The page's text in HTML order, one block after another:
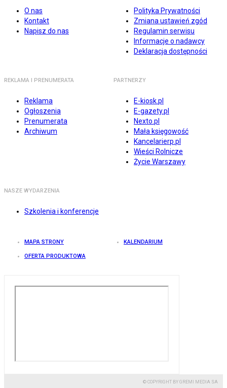
O nas
Kontakt
Napisz do nas
Polityka Prywatności
Zmiana ustawień zgód
Regulamin serwisu
Informacje o nadawcy
Deklaracja dostępności
REKLAMA I PRENUMERATA
Reklama
Ogłoszenia
Prenumerata
Archiwum
PARTNERZY
E-kiosk.pl
E-gazety.pl
Nexto.pl
Mała księgowość
Kancelarierp.pl
Wieści Rolnicze
Życie Warszawy
NASZE WYDARZENIA
Szkolenia i konferencje
MAPA STRONY KALENDARIUM
OFERTA PRODUKTOWA
© COPYRIGHT BY GREMI MEDIA SA